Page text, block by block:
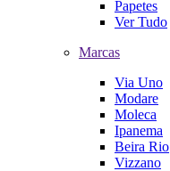
Papetes
Ver Tudo
Marcas
Via Uno
Modare
Moleca
Ipanema
Beira Rio
Vizzano